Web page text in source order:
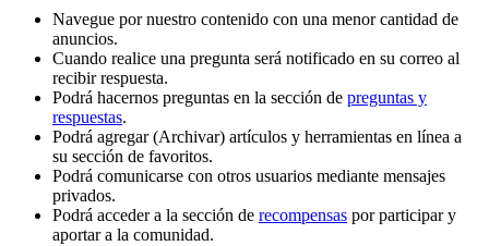
Navegue por nuestro contenido con una menor cantidad de
anuncios.
Cuando realice una pregunta será notificado en su correo al
recibir respuesta.
Podrá hacernos preguntas en la sección de preguntas y
respuestas.
Podrá agregar (Archivar) artículos y herramientas en línea a
su sección de favoritos.
Podrá comunicarse con otros usuarios mediante mensajes
privados.
Podrá acceder a la sección de recompensas por participar y
aportar a la comunidad.